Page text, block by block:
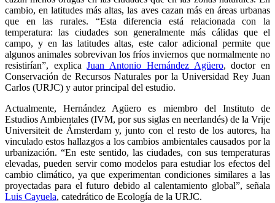
cambio, en latitudes más altas, las aves cazan más en áreas urbanas
que en las rurales. “Esta diferencia está relacionada con la
temperatura: las ciudades son generalmente más cálidas que el
campo, y en las latitudes altas, este calor adicional permite que
algunos animales sobrevivan los fríos inviernos que normalmente no
resistirían”, explicaJuan Antonio Hernández Agüero, doctor en
Conservación de Recursos Naturales por la Universidad Rey Juan
Carlos (URJC) y autor principal del estudio.
Actualmente, Hernández Agüero es miembro del Instituto de
Estudios Ambientales (IVM, por sus siglas en neerlandés) de la Vrije
Universiteit de Ámsterdam y, junto con el resto de los autores, ha
vinculado estos hallazgos a los cambios ambientales causados por la
urbanización. “En este sentido, las ciudades, con sus temperaturas
elevadas, pueden servir como modelos para estudiar los efectos del
cambio climático, ya que experimentan condiciones similares a las
proyectadas para el futuro debido al calentamiento global”, señala
Luis Cayuela, catedrático de Ecología de la URJC.